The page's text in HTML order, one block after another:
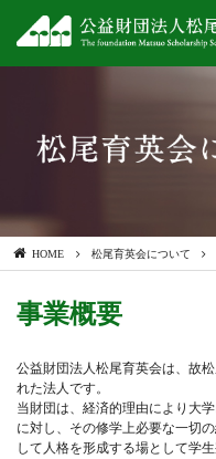
HOME 松尾育英会について
事業概要
公益財団法人松尾育英会は、故
れた法人です。
当財団は、経済的理由により大
に対し、その修学上必要な一切
して人格を形成する場として学